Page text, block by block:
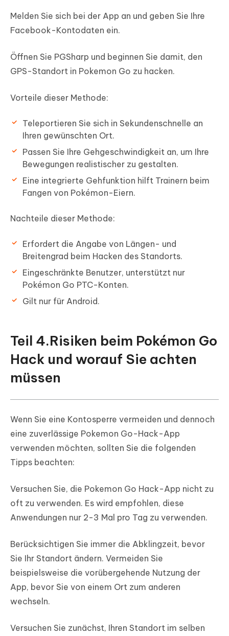
Melden Sie sich bei der App an und geben Sie Ihre
Facebook-Kontodaten ein.
Öffnen Sie PGSharp und beginnen Sie damit, den
GPS-Standort in Pokemon Go zu hacken.
Vorteile dieser Methode:
Teleportieren Sie sich in Sekundenschnelle an
Ihren gewünschten Ort.
Passen Sie Ihre Gehgeschwindigkeit an, um Ihre
Bewegungen realistischer zu gestalten.
Eine integrierte Gehfunktion hilft Trainern beim
Fangen von Pokémon-Eiern.
Nachteile dieser Methode:
Erfordert die Angabe von Längen- und
Breitengrad beim Hacken des Standorts.
Eingeschränkte Benutzer, unterstützt nur
Pokémon Go PTC-Konten.
Gilt nur für Android.
Teil 4.Risiken beim Pokémon Go
Hack und worauf Sie achten
müssen
Wenn Sie eine Kontosperre vermeiden und dennoch
eine zuverlässige Pokemon Go-Hack-App
verwenden möchten, sollten Sie die folgenden
Tipps beachten:
Versuchen Sie, die Pokemon Go Hack-App nicht zu
oft zu verwenden. Es wird empfohlen, diese
Anwendungen nur 2-3 Mal pro Tag zu verwenden.
Berücksichtigen Sie immer die Abklingzeit, bevor
Sie Ihr Standort ändern. Vermeiden Sie
beispielsweise die vorübergehende Nutzung der
App, bevor Sie von einem Ort zum anderen
wechseln.
Versuchen Sie zunächst, Ihren Standort im selben